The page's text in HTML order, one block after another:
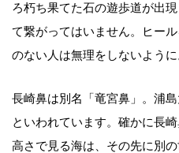
ろ朽ち果てた石の遊歩道が出
て繋がってはいません。ヒー
のない人は無理をしないように
長崎鼻は別名「竜宮鼻」。浦
といわれています。確かに長
高さで見る海は、その先に別